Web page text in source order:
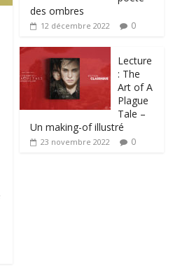
des ombres
12 décembre 2022 0
Lecture
: The
Art of A
Plague
Tale –
Un making-of illustré
23 novembre 2022 0